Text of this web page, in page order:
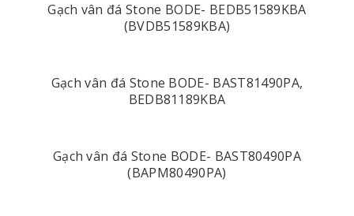
Gạch vân đá Stone BODE- BEDB51589KBA
(BVDB51589KBA)
Gạch vân đá Stone BODE- BAST81490PA,
BEDB81189KBA
Gạch vân đá Stone BODE- BAST80490PA
(BAPM80490PA)